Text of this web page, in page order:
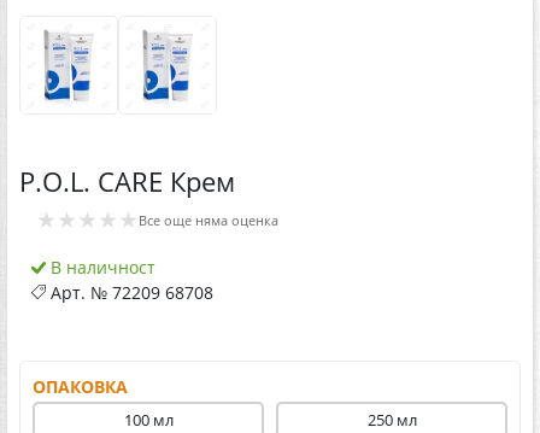
P.O.L. CARE Крем
★★★★★ Все още няма оценка
В наличност
Арт. № 72209 68708
ОПАКОВКА
100 мл 250 мл